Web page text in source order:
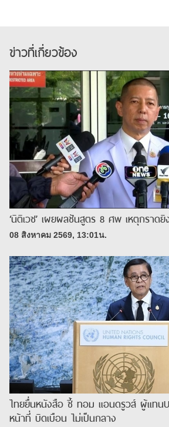
ข่าวที่เกี่ยวข้อง
‘นิติเวช’ เผยผลชันสูตร 8 ศพ เหตุกราด
08 สิงหาคม 2569, 13:01น.
ไทยยื่นหนังสือ ชี้ ทอม แอนดรูวส์ ผู้แทน
หน้าที่ บิดเบือน ไม่เป็นกลาง